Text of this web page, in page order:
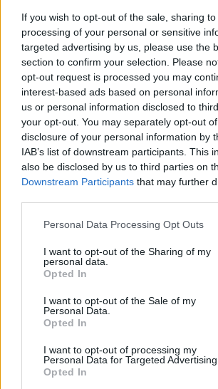
If you wish to opt-out of the sale, sharing
processing of your personal or sensitive
targeted advertising by us, please use the
section to confirm your selection. Please
opt-out request is processed you may
interest-based ads based on personal
us or personal information disclosed to
your opt-out. You may separately opt-out
disclosure of your personal information by
IAB’s list of downstream participants. This
also be disclosed by us to third parties on
Downstream Participants that may further
Personal Data Processing Opt Outs
I want to opt-out of the Sharing of my
personal data.
Opted In
I want to opt-out of the Sale of my
Personal Data.
Opted In
I want to opt-out of processing my
Personal Data for Targeted Advertising.
Opted In
Ο διάσημος
οποιο
της η Αση
βάφτισαν
ΠΡΙΝ 8 ΏΡΕΣ
Το πραγματικό της
Η απίστευτη ιστορία
απόφαση της Ασης
ελάχιστοι γνώριζαν
Το
Μαρίας
ΧΤΕΣ
Η ηθοποιός
της με μαγιό από